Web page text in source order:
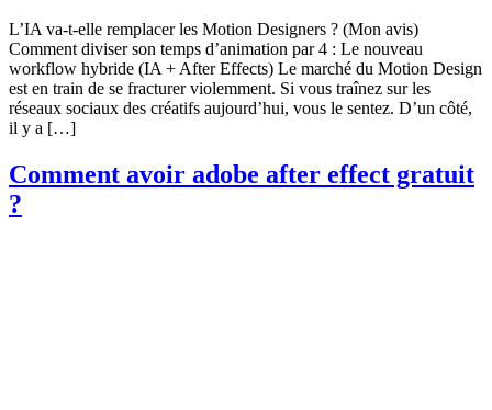
L’IA va-t-elle remplacer les Motion Designers ? (Mon avis)
Comment diviser son temps d’animation par 4 : Le nouveau
workflow hybride (IA + After Effects) Le marché du Motion Design
est en train de se fracturer violemment. Si vous traînez sur les
réseaux sociaux des créatifs aujourd’hui, vous le sentez. D’un côté,
il y a […]
Comment avoir adobe after effect gratuit
?